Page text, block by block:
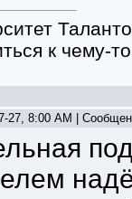
к чему-то
27, 8:00 AM |